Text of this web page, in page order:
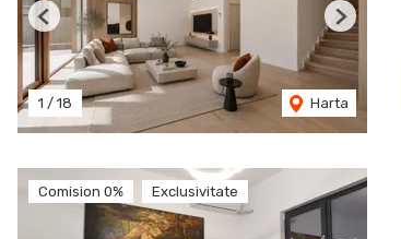
1 / 18 Harta
Previous Next
Comision 0% Exclusivitate